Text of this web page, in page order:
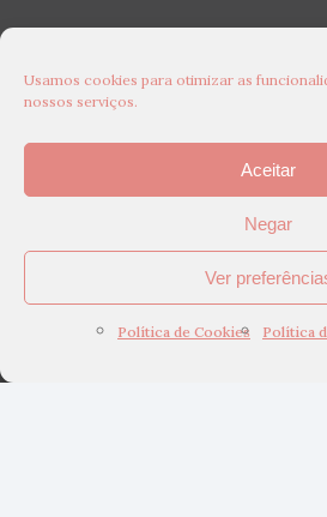
Usamos cookies para otimizar as
nossos serviços.
Aceitar
Negar
Ver
Política de Cookies Política